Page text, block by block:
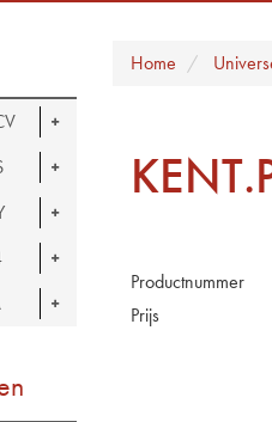
Home
Productnummer
Prijs